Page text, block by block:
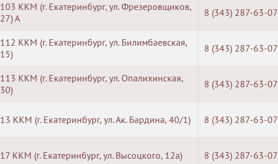
103 ККМ (г. Екатеринбург, ул. Фрезеровщиков,
27) А
8 (343) 287-63-07
112 ККМ (г. Екатеринбург, ул. Билимбаевская,
15)
8 (343) 287-63-07
113 ККМ (г. Екатеринбург, ул. Опалихинская,
30)
8 (343) 287-63-07
13 ККМ (г. Екатеринбург, ул. Ак. Бардина, 40/1) 8 (343) 287-63-07
17 ККМ (г. Екатеринбург, ул. Высоцкого, 12а) 8 (343) 287-63-07